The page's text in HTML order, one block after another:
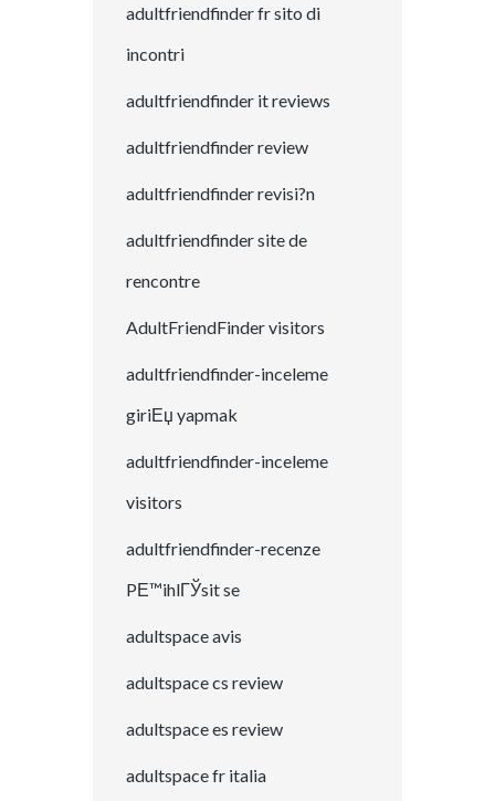
adultfriendfinder fr sito di
incontri
adultfriendfinder it reviews
adultfriendfinder review
adultfriendfinder revisi?n
adultfriendfinder site de
rencontre
AdultFriendFinder visitors
adultfriendfinder-inceleme
giriЕџ yapmak
adultfriendfinder-inceleme
visitors
adultfriendfinder-recenze
PЕ™ihlГЎsit se
adultspace avis
adultspace cs review
adultspace es review
adultspace fr italia